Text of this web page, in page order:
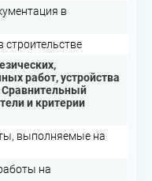
в
строительстве
работ, устройства
и критерии
выполняемые на
на